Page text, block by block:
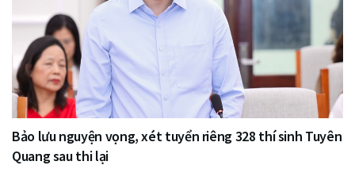
Bảo lưu nguyện vọng, xét tuyển riêng 328 thí sinh Tuyên
Quang sau thi lại